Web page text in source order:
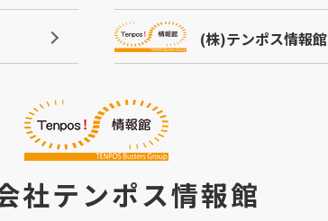
(株)テンポス情報館
社テンポス情報館